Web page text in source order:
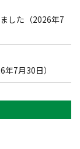
した（2026年7
7月30日）